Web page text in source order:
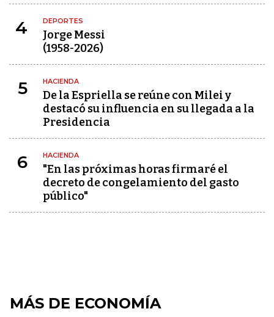
4 DEPORTES
Jorge Messi
(1958-2026)
5 HACIENDA
De la Espriella se reúne con Milei y
destacó su influencia en su llegada a la
Presidencia
6 HACIENDA
"En las próximas horas firmaré el
decreto de congelamiento del gasto
público"
MÁS DE ECONOMÍA